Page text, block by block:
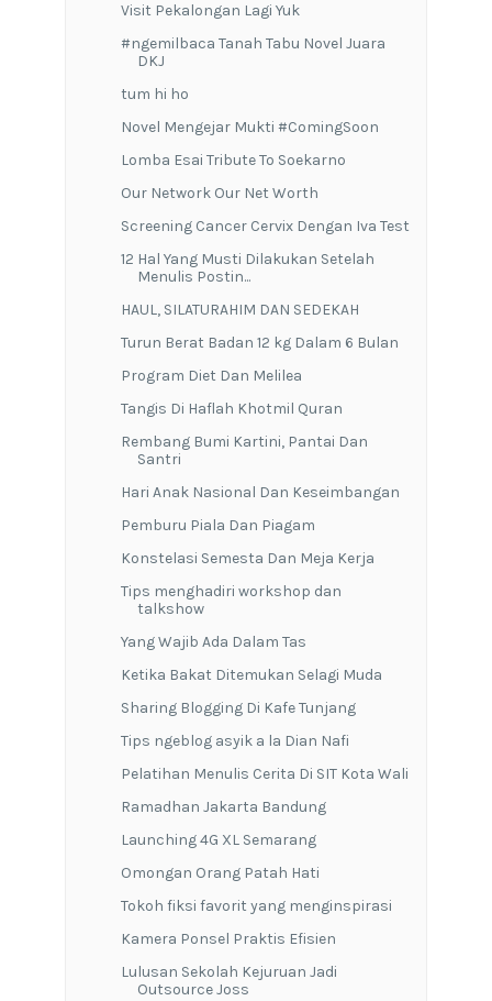
Visit Pekalongan Lagi Yuk
#ngemilbaca Tanah Tabu Novel Juara
DKJ
tum hi ho
Novel Mengejar Mukti #ComingSoon
Lomba Esai Tribute To Soekarno
Our Network Our Net Worth
Screening Cancer Cervix Dengan Iva Test
12 Hal Yang Musti Dilakukan Setelah
Menulis Postin...
HAUL, SILATURAHIM DAN SEDEKAH
Turun Berat Badan 12 kg Dalam 6 Bulan
Program Diet Dan Melilea
Tangis Di Haflah Khotmil Quran
Rembang Bumi Kartini, Pantai Dan
Santri
Hari Anak Nasional Dan Keseimbangan
Pemburu Piala Dan Piagam
Konstelasi Semesta Dan Meja Kerja
Tips menghadiri workshop dan
talkshow
Yang Wajib Ada Dalam Tas
Ketika Bakat Ditemukan Selagi Muda
Sharing Blogging Di Kafe Tunjang
Tips ngeblog asyik a la Dian Nafi
Pelatihan Menulis Cerita Di SIT Kota Wali
Ramadhan Jakarta Bandung
Launching 4G XL Semarang
Omongan Orang Patah Hati
Tokoh fiksi favorit yang menginspirasi
Kamera Ponsel Praktis Efisien
Lulusan Sekolah Kejuruan Jadi
Outsource Joss